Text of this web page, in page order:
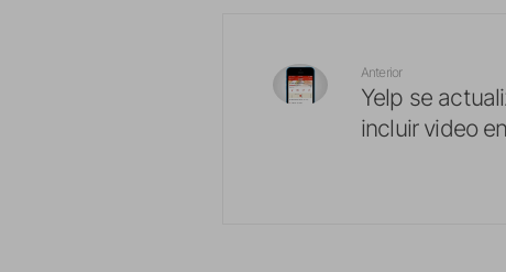
Anterior
Yelp se
incluir video